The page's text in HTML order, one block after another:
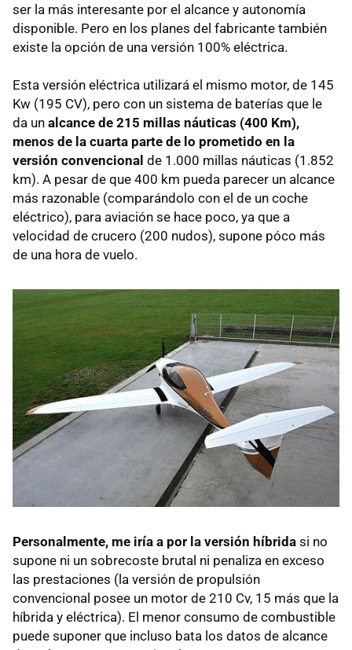
ser la más interesante por el alcance y autonomía
disponible. Pero en los planes del fabricante también
existe la opción de una versión 100% eléctrica.
Esta versión eléctrica utilizará el mismo motor, de 145
Kw (195 CV), pero con un sistema de baterías que le
da un alcance de 215 millas náuticas (400 Km),
menos de la cuarta parte de lo prometido en la
versión convencional de 1.000 millas náuticas (1.852
km). A pesar de que 400 km pueda parecer un alcance
más razonable (comparándolo con el de un coche
eléctrico), para aviación se hace poco, ya que a
velocidad de crucero (200 nudos), supone póco más
de una hora de vuelo.
Personalmente, me iría a por la versión híbrida si no
supone ni un sobrecoste brutal ni penaliza en exceso
las prestaciones (la versión de propulsión
convencional posee un motor de 210 Cv, 15 más que la
híbrida y eléctrica). El menor consumo de combustible
puede suponer que incluso bata los datos de alcance